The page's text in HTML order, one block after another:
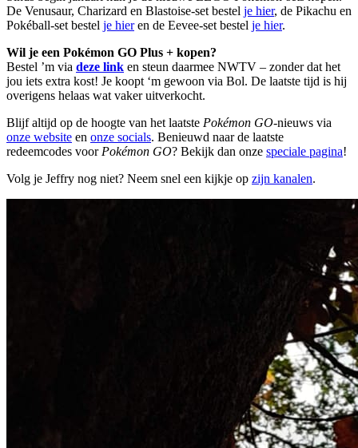
De Venusaur, Charizard en Blastoise-set bestel je hier, de Pikachu en
Pokéball-set bestel je hieren de Eevee-set bestel je hier.
Wil je een Pokémon GO Plus + kopen?
Bestel ’m via deze link en steun daarmee NWTV – zonder dat het
jou iets extra kost! Je koopt ‘m gewoon via Bol. De laatste tijd is hij
overigens helaas wat vaker uitverkocht.
Blijf altijd op de hoogte van het laatste Pokémon GO-nieuws via
onze website en onze socials. Benieuwd naar de laatste
redeemcodes voor Pokémon GO? Bekijk dan onze speciale pagina!
Volg je Jeffry nog niet? Neem snel een kijkje op zijn kanalen.